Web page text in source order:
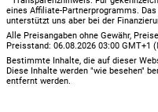
eines Affiliate-Partnerprogramms.
unterstützt uns aber bei der
Alle Preisangaben ohne Gewähr,
Preisstand: 06.08.2026 03:00 GMT+1 (
Bestimmte Inhalte, die auf dieser
Diese Inhalte werden "wie besehen"
entfernt werden.